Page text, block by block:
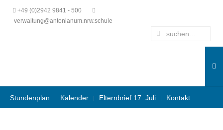
+49 (0)2942 9841 - 500
verwaltung@antonianum.nrw.schule
Stundenplan Kalender Elternbrief 17. Juli Kontakt